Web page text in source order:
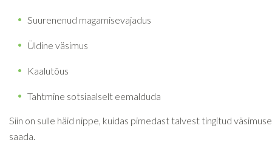
Suurenenud magamisevajadus
Üldine väsimus
Kaalutõus
Tahtmine sotsiaalselt eemalduda
Siin on sulle häid nippe, kuidas pimedast talvest tingitud
saada.